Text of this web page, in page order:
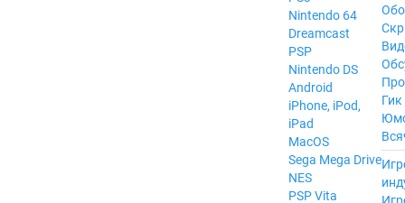
Nintendo 64
Dreamcast
PSP
Nintendo DS
Android
iPhone, iPod,
iPad
MacOS
Sega Mega Drive
NES
PSP Vita
Гик